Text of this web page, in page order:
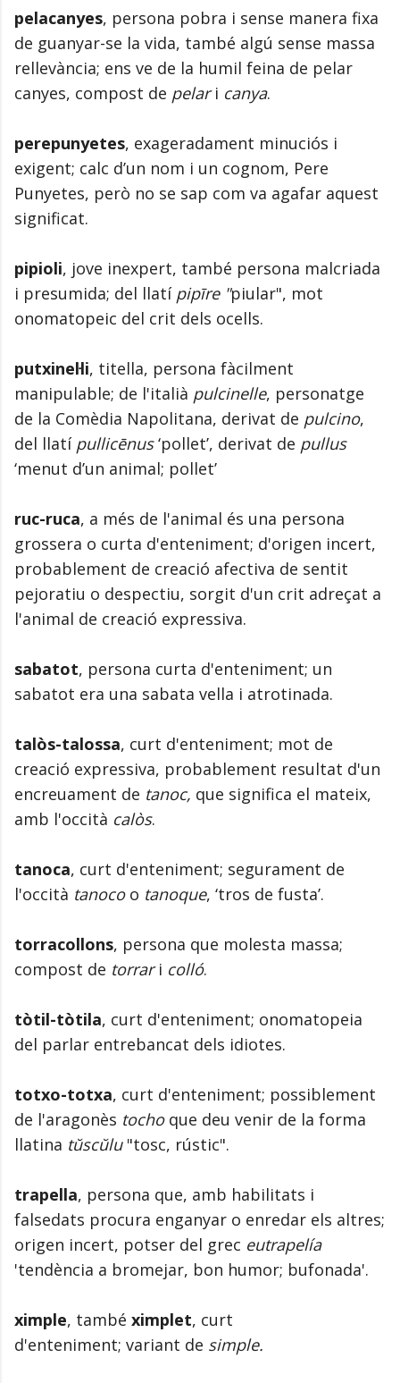
pelacanyes, persona pobra i sense manera fixa
de guanyar-se la vida, també algú sense massa
rellevància; ens ve de la humil feina de pelar
canyes, compost de pelari canya.
perepunyetes, exageradament minuciós i
exigent; calc d’un nom i un cognom, Pere
Punyetes, però no se sap com va agafar aquest
significat.
pipioli, jove inexpert, també persona malcriada
i presumida; del llatí pipīre "piular", mot
onomatopeic del crit dels ocells.
putxinel·li, titella, persona fàcilment
manipulable; de l'italià pulcinelle, personatge
de la Comèdia Napolitana, derivat de pulcino,
del llatí pullicēnus‘pollet’, derivat de pullus
‘menut d’un animal; pollet’
ruc-ruca, a més de l'animal és una persona
grossera o curta d'enteniment; d'origen incert,
probablement de creació afectiva de sentit
pejoratiu o despectiu, sorgit d'un crit adreçat a
l'animal de creació expressiva.
sabatot, persona curta d'enteniment; un
sabatot era una sabata vella i atrotinada.
talòs-talossa, curt d'enteniment; mot de
creació expressiva, probablement resultat d'un
encreuament de tanoc, que significa el mateix,
amb l'occità calòs.
tanoca, curt d'enteniment; segurament de
l'occità tanoco o tanoque, ‘tros de fusta’.
torracollons, persona que molesta massa;
compost de torrari colló.
tòtil-tòtila, curt d'enteniment; onomatopeia
del parlar entrebancat dels idiotes.
totxo-totxa, curt d'enteniment; possiblement
de l'aragonès tocho que deu venir de la forma
llatina tŭscŭlu "tosc, rústic".
trapella, persona que, amb habilitats i
falsedats procura enganyar o enredar els altres;
origen incert, potser del grec eutrapelía
'tendència a bromejar, bon humor; bufonada'.
ximple, també ximplet, curt
d'enteniment; variant de simple.